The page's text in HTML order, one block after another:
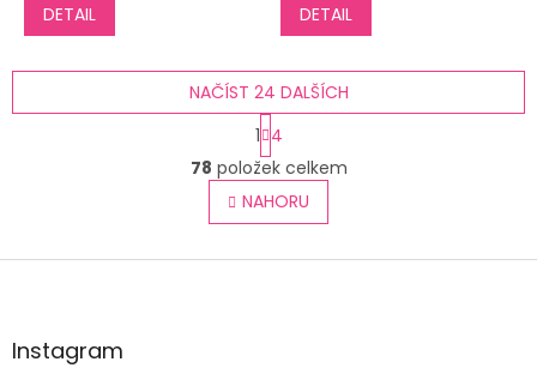
DETAIL DETAIL
O
v
l
á
NAČÍST 24 DALŠÍCH
S
t
r
á
n
k
v
1 4
78 položek celkem
NAHORU
Z
aInstagram